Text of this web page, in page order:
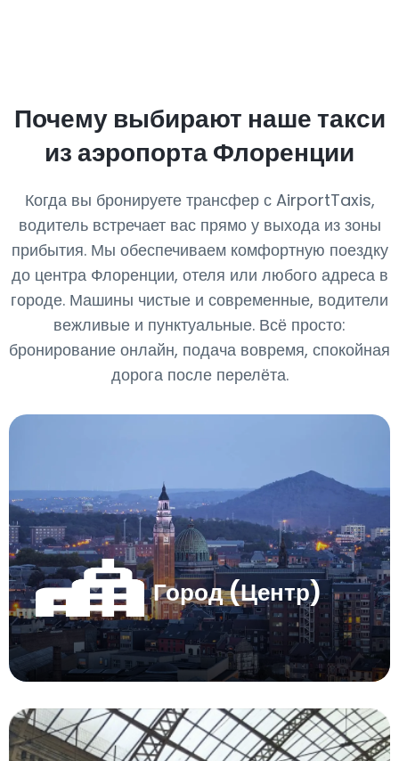
Почему выбирают наше такси
из аэропорта Флоренции
Когда вы бронируете трансфер с AirportTaxis,
водитель встречает вас прямо у выхода из зоны
прибытия. Мы обеспечиваем комфортную поездку
до центра Флоренции, отеля или любого адреса в
городе. Машины чистые и современные, водители
вежливые и пунктуальные. Всё просто:
бронирование онлайн, подача вовремя, спокойная
дорога после перелёта.
Город (Центр)